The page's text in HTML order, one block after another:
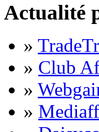
Actualité
»
» Club
»
»